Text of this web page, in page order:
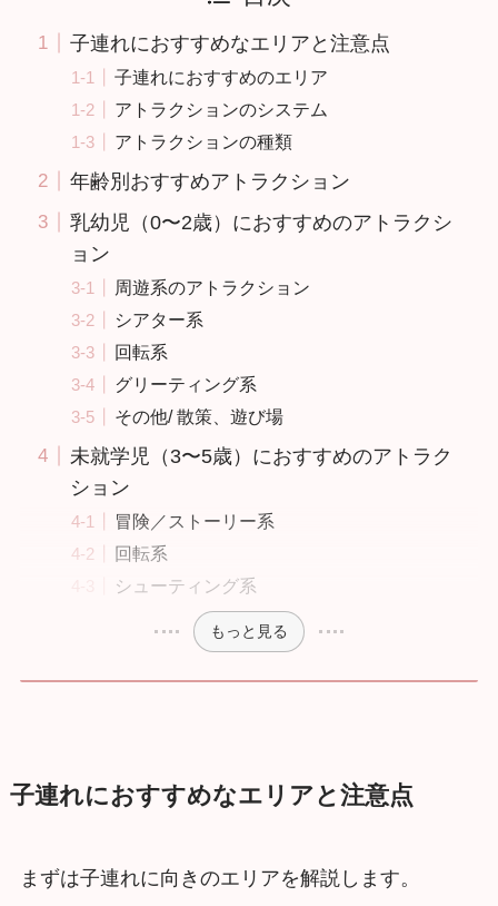
子連れにおすすめなエリアと注意点
子連れにおすすめのエリア
アトラクションのシステム
アトラクションの種類
年齢別おすすめアトラクション
乳幼児（0〜2歳）におすすめのアトラクシ
ョン
周遊系のアトラクション
シアター系
回転系
グリーティング系
その他/ 散策、遊び場
未就学児（3〜5歳）におすすめのアトラク
ション
冒険／ストーリー系
回転系
シューティング系
もっと見る
子連れにおすすめなエリアと注意点
まずは子連れに向きのエリアを解説します。